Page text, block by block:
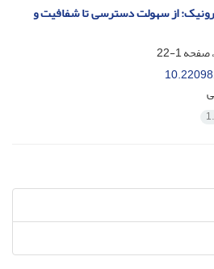
از سهولت دسترسی تا شفافیت و
1-22